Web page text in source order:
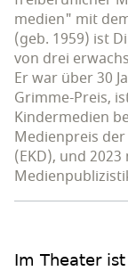
medien" mit
(geb. 1959) ist
von drei
Er war über 30
Grimme-Preis,
Kindermedien
Medienpreis
(EKD), und
Im Theater